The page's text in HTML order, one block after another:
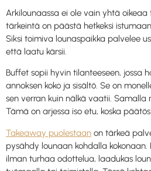
Arkilounaassa ei ole vain yhtä
tärkeintä on päästä hetkeksi
Siksi toimiva lounaspaikka palvelee
että laatu kärsii.
Buffet sopii hyvin tilanteeseen, jossa
annoksen koko ja sisältö. Se on
sen verran kuin nälkä vaatii. Samalla
Tämä on arjessa iso etu, koska
Takeaway puolestaan on tärkeä
pysähdy lounaan kohdalla
ilman turhaa odottelua, laadukas